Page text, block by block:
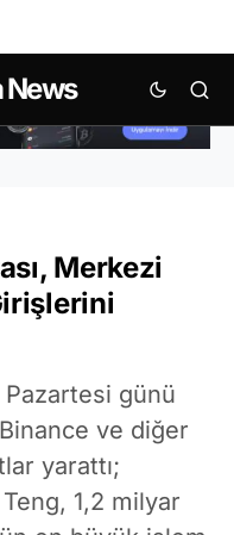
News
Merkezi
Pazartesi günü
ve diğer
yarattı;
1,2 milyar